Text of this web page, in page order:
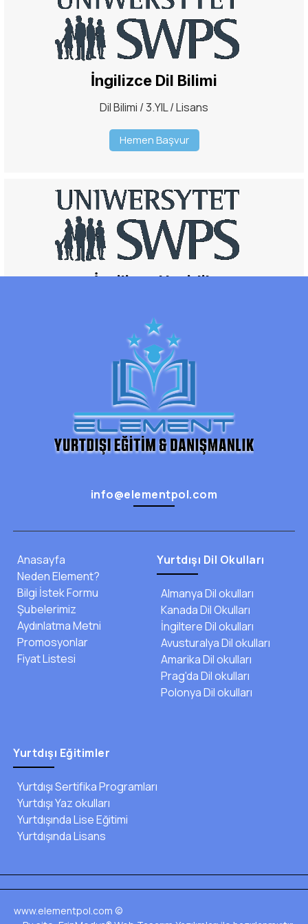
İngilizce Dil Bilimi
Dil Bilimi / 3.YIL / Lisans
Hemen Başvur
İngilizce Hazirlik
Hemen Başvur
İşletme / 3.YIL / Lisans
Management
Sosyoloji & Psikoloji / 3.YIL / Lisans
info@elementpol.com
Anasayfa
Neden Element?
Bilgi İstek Formu
Şubelerimiz
Aydınlatma Metni
Promosyonlar
Fiyat Listesi
Yurtdışı Dil Okulları
Almanya Dil okulları
Kanada Dil Okulları
İngiltere Dil okulları
Avusturalya Dil okulları
Amarika Dil okulları
Prag'da Dil okulları
Polonya Dil okulları
Yurtdışı Eğitimler
Yurtdışı Sertifika Programları
Yurtdışı Yaz okulları
Yurtdışında Lise Eğitimi
Yurtdışında Lisans
www.elementpol.com ©